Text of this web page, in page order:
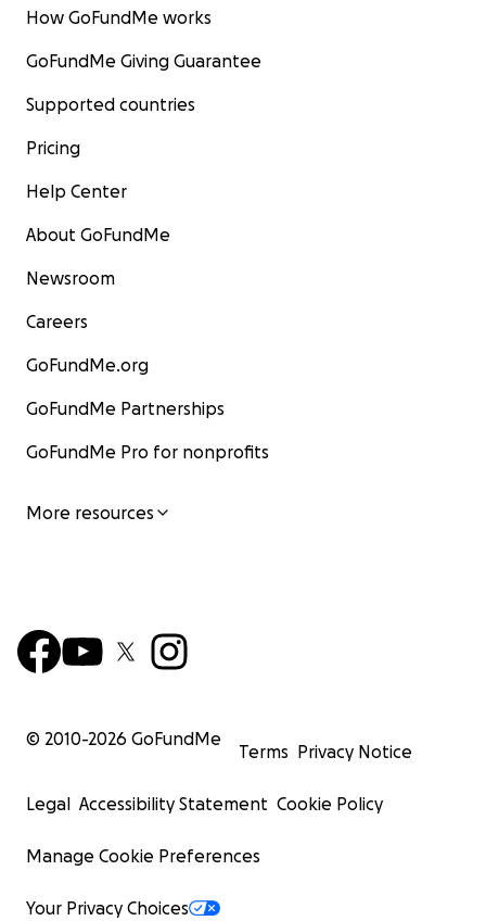
How GoFundMe works
GoFundMe Giving Guarantee
Supported countries
Pricing
Help Center
About GoFundMe
Newsroom
Careers
GoFundMe.org
GoFundMe Partnerships
GoFundMe Pro for nonprofits
More resources
© 2010-2026 GoFundMe
Terms Privacy Notice
Legal Accessibility Statement Cookie Policy
Manage Cookie Preferences
Your Privacy Choices